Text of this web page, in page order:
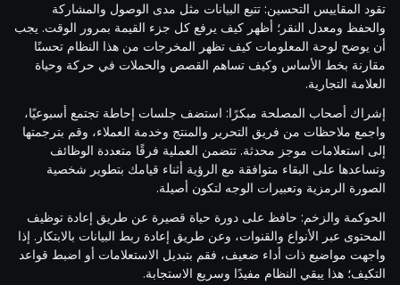
تقود المقاييس التحسين: تتبع البيانات مثل مدى الوصول والمشاركة
والحفظ ومعدل النقر؛ أظهر كيف يرفع كل جزء القيمة بمرور الوقت. يجب
أن يوضح لوحة المعلومات كيف تظهر المخرجات من هذا النظام تحسنًا
مقارنة بخط الأساس وكيف تساهم القصص والحملات في حركة وحياة
العلامة التجارية.
إشراك أصحاب المصلحة مبكرًا: استضف جلسات إحاطة تجتمع أسبوعيًا،
واجمع ملاحظات من فريق التحرير والمنتج وخدمة العملاء، وقم بترجمتها
إلى استعلامات موجز محدثة. تتضمن العملية فرقًا متعددة الوظائف
وتساعدها على البقاء متوافقة مع الرؤية أثناء قيامك بتطوير شخصية
الصورة الرمزية وتعبيرات الوجه لتكون أصيلة.
الحوكمة والزخم: حافظ على دورة حياة قصيرة عن طريق إعادة توظيف
المحتوى عبر الأنواع والقنوات، وعن طريق إعادة ربط البيانات بالابتكار. إذا
واجهت مواضيع ذات أداء ضعيف، فقم بتبديل الاستعلامات أو اضبط قواعد
التكيف؛ هذا يبقي النظام مفيدًا وسريع الاستجابة.